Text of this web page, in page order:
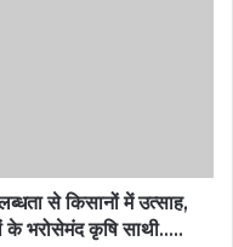
से किसानों में उत्साह,
के भरोसेमंद कृषि साथी…..